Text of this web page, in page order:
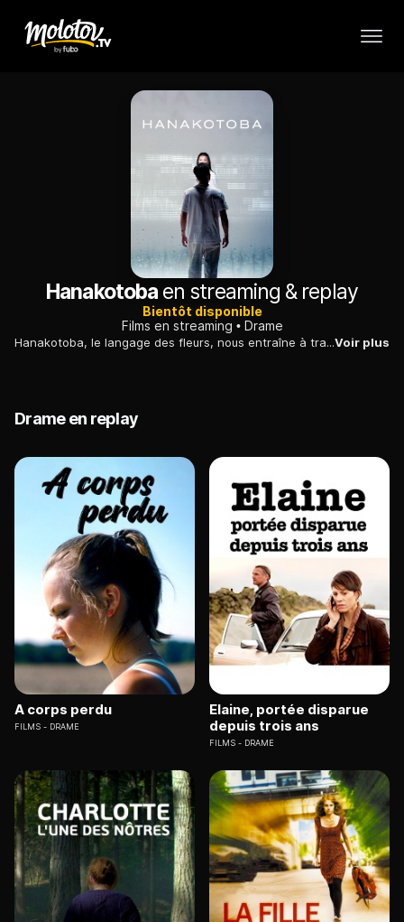
Hanakotoba en streaming & replay
Bientôt disponible
Films en streaming
Drame
Hanakotoba, le langage des fleurs, nous entraîne à travers les relations complexes entre un homme et une femme.Voir plus
Drame en replay
A corps perdu
FILMS DRAME
Elaine, portée disparue
depuis trois ans
FILMS DRAME